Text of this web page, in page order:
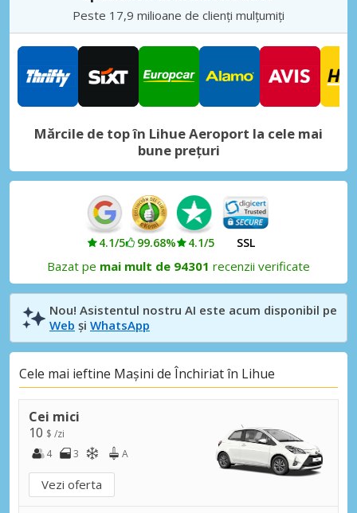
Peste 17,9 milioane de clienți mulțumiți
Mărcile de top în Lihue Aeroport la cele mai
bune prețuri
4.1/5 99.68% 4.1/5 SSL
Bazat pe mai mult de 94301 recenzii verificate
Nou! Asistentul nostru AI este acum disponibil pe
Web și WhatsApp
Cele mai ieftine Mașini de Închiriat în Lihue
Cei mici
10 $ /zi
4
3 A
Vezi oferta